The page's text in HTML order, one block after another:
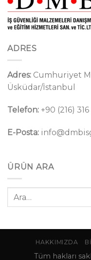
ADRES
Adres: Cumhuriyet
Üsküdar/İstanbul
Telefon: +90 (216)
E-Posta:
ÜRÜN ARA
Ara:
HAKKIMIZDA
Tüm hakları